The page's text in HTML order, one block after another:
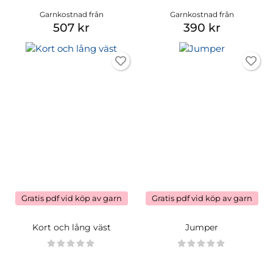
Garnkostnad från
507 kr
Garnkostnad från
390 kr
Gratis pdf vid köp av garn
Kort och lång väst
Gratis pdf vid köp av garn
Jumper